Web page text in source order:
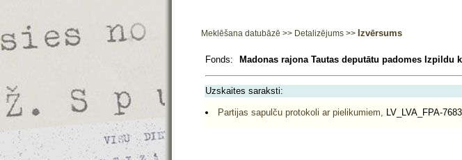
Meklēšana datubāzē >> Detalizējums >> Izvērsums
Fonds: Madonas rajona Tautas deputātu padomes Izpildu
Uzskaites saraksti:
Partijas sapulču protokoli ar pielikumiem, LV_LVA_FPA-